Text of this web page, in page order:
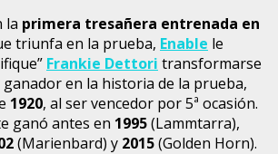
la primera tresañera entrenada en
triunfa en la prueba, Enable le
Frankie Dettori transformarse
en la historia de la prueba,
1920, al ser vencedor por 5ª ocasión.
ganó antes en 1995(Lammtarra),
(Marienbard) y 2015(Golden Horn).